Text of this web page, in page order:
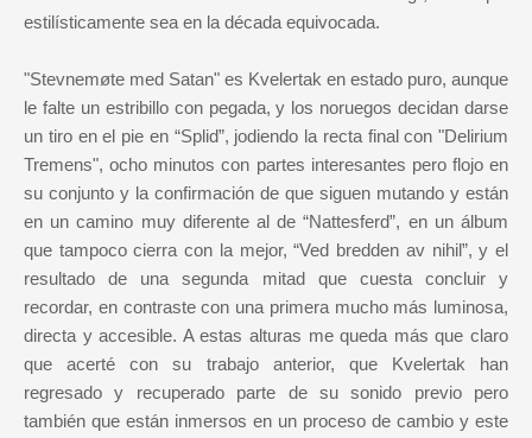
estilísticamente sea en la década equivocada.
"Stevnemøte med Satan" es Kvelertak en estado puro, aunque
le falte un estribillo con pegada, y los noruegos decidan darse
un tiro en el pie en “Splid”, jodiendo la recta final con "Delirium
Tremens", ocho minutos con partes interesantes pero flojo en
su conjunto y la confirmación de que siguen mutando y están
en un camino muy diferente al de “Nattesferd”, en un álbum
que tampoco cierra con la mejor, “Ved bredden av nihil”, y el
resultado de una segunda mitad que cuesta concluir y
recordar, en contraste con una primera mucho más luminosa,
directa y accesible. A estas alturas me queda más que claro
que acerté con su trabajo anterior, que Kvelertak han
regresado y recuperado parte de su sonido previo pero
también que están inmersos en un proceso de cambio y este